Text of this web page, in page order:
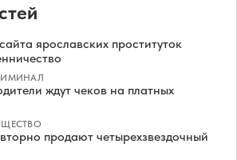
ярославских проституток
ждут чеков на платных
продают четырехзвездочный